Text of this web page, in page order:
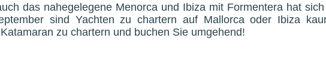
das nahegelegene Menorca und Ibiza mit Formentera hat
sind Yachten zu chartern auf Mallorca oder Ibiza
zu chartern und buchen Sie umgehend!